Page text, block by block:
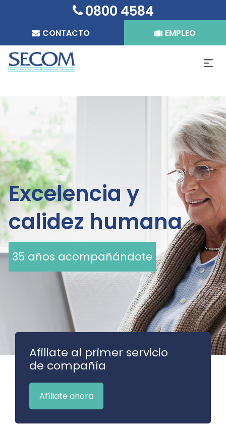
0800 4584
EMPLEO
CONTACTO
Excelencia y
calidez humana
35 años acompañándote
Afiliate al primer servicio
de compañía
Afíliate ahora